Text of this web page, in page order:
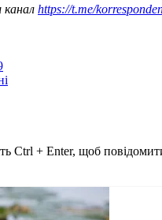
канал https://t.me/
Ctrl + Enter, щоб